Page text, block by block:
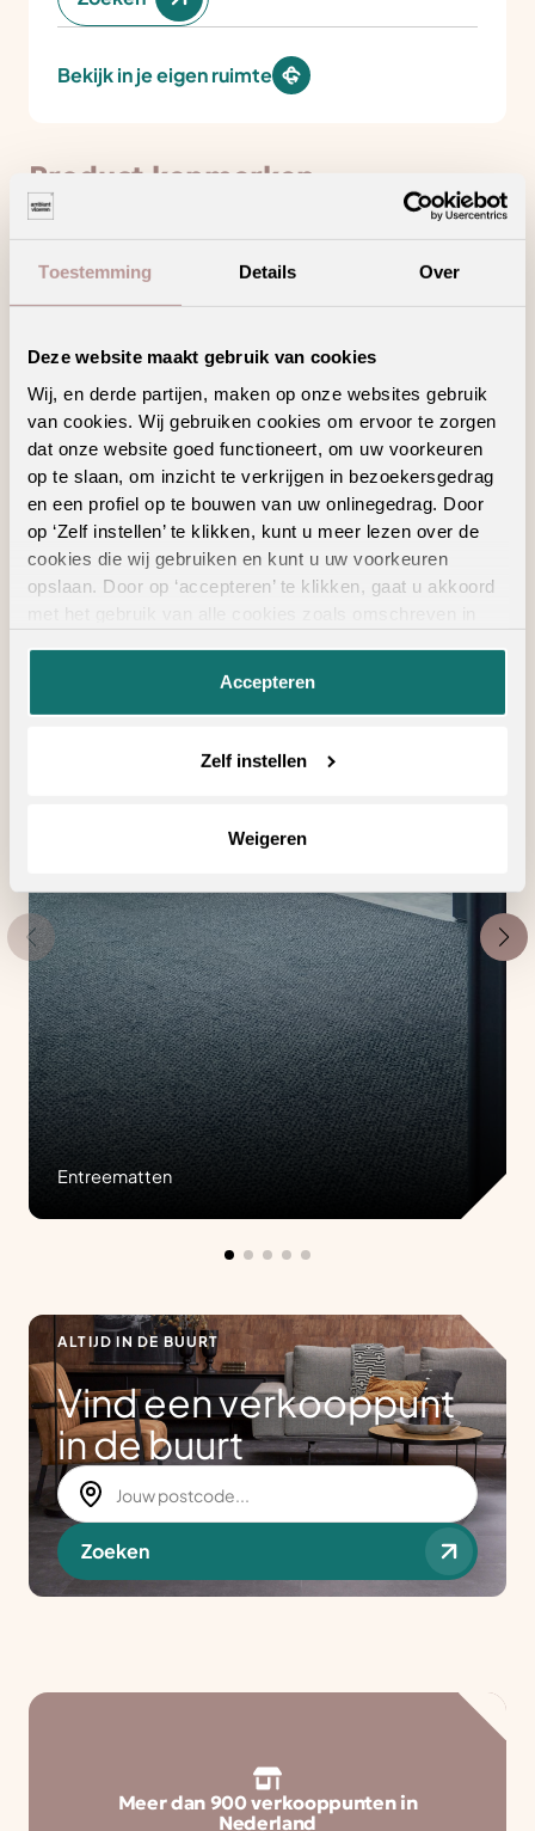
Toestemming Details Over
Deze website maakt gebruik van cookies
Wij, en derde partijen, maken op onze websites gebruik
van cookies. Wij gebruiken cookies om ervoor te zorgen
dat onze website goed functioneert, om uw voorkeuren
op te slaan, om inzicht te verkrijgen in bezoekersgedrag
en een profiel op te bouwen van uw onlinegedrag. Door
op ‘Zelf instellen’ te klikken, kunt u meer lezen over de
cookies die wij gebruiken en kunt u uw voorkeuren
opslaan. Door op ‘accepteren’ te klikken, gaat u akkoord
Accepteren
Zelf instellen
Weigeren
Bekijk in je eigen ruimte
Product kenmerken
Minder loopgeluid voor meer wooncomfort
Hoogpolig tapijt voor een warm en sfeervol
interieur
Geschikte
vloertoebehoren
Entreematten
ALTIJD IN DE BUURT
Vind een verkooppunt
in de buurt
Zoeken
Meer dan 900 verkooppunten in
Nederland